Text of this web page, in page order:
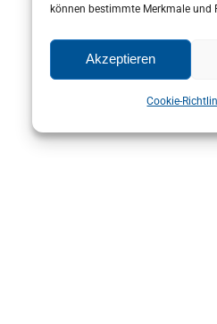
können bestimmte Merkmale und
Akzeptieren
Cookie-
31
MEHR